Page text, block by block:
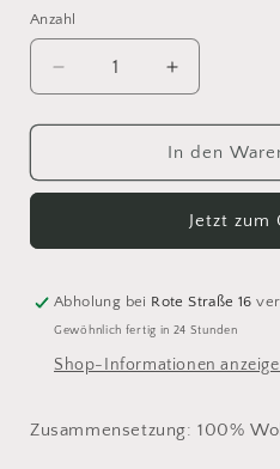
Anzahl
Anzahl
Verringere
die
Menge
Isager
Chili
Erhöhe
die
Menge
für
Isager
Wool
Chili
In den
Jetzt zum
Abholung bei Rote Straße 16
Gewöhnlich fertig in 24 Stunden
Shop-Informationen
Zusammensetzung: 100%